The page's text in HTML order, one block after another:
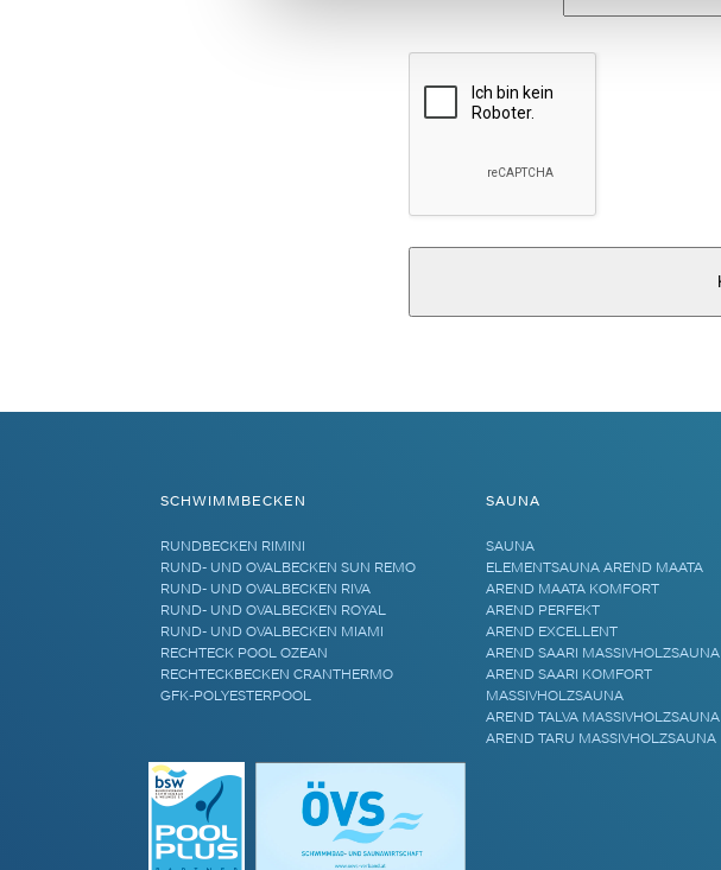
SCHWIMMBECKEN
RUNDBECKEN RIMINI
RUND- UND OVALBECKEN SUN REMO
RUND- UND OVALBECKEN RIVA
RUND- UND OVALBECKEN ROYAL
RUND- UND OVALBECKEN MIAMI
RECHTECK POOL OZEAN
RECHTECKBECKEN CRANTHERMO
GFK-POLYESTERPOOL
SAUNA
SAUNA
ELEMENTSAUNA AREND MAATA
AREND MAATA KOMFORT
AREND PERFEKT
AREND EXCELLENT
AREND SAARI MASSIVHOLZSAUNA
AREND SAARI KOMFORT
MASSIVHOLZSAUNA
AREND TALVA MASSIVHOLZSAUNA
AREND TARU MASSIVHOLZSAUNA